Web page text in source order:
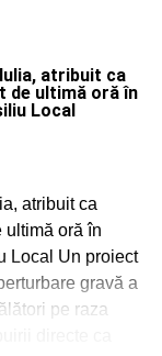
atribuit ca
de ultimă oră în
Local
atribuit ca
ultimă oră în
Local Un proiect
gravă a
pe raza